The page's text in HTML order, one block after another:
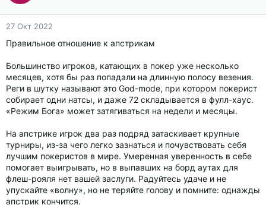
27 Окт 2022
Правильное отношение к апстрикам
Большинство игроков, катающих в покер уже несколько
месяцев, хотя бы раз попадали на длинную полосу везения.
Реги в шутку называют это God-mode, при котором покерист
собирает одни натсы, и даже 72 складывается в фулл-хаус.
«Режим Бога» может затягиваться на недели и месяцы.
На апстрике игрок два раз подряд затаскивает крупные
турниры, из-за чего легко зазнаться и почувствовать себя
лучшим покеристов в мире. Умеренная уверенность в себе
помогает выигрывать, но в выпавших на борд аутах для
флеш-рояля нет вашей заслуги. Радуйтесь удаче и не
упускайте «волну», но не теряйте голову и помните: однажды
апстрик кончится.